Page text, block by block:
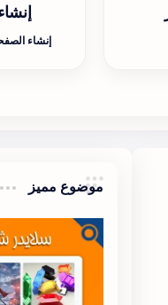
إنشاء
موضوع مميز